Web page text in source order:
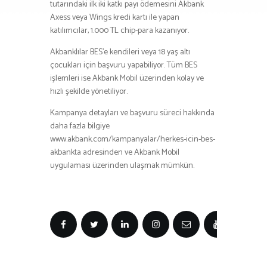
tutarındaki ilk iki katkı payı ödemesini Akbank
Axess veya Wings kredi kartı ile yapan
katılımcılar, 1.000 TL chip-para kazanıyor.
Akbanklılar BES’e kendileri veya 18 yaş altı
çocukları için başvuru yapabiliyor. Tüm BES
işlemleri ise Akbank Mobil üzerinden kolay ve
hızlı şekilde yönetiliyor.
Kampanya detayları ve başvuru süreci hakkında
daha fazla bilgiye
www.akbank.com/kampanyalar/herkes-icin-bes-
akbankta adresinden ve Akbank Mobil
uygulaması üzerinden ulaşmak mümkün.